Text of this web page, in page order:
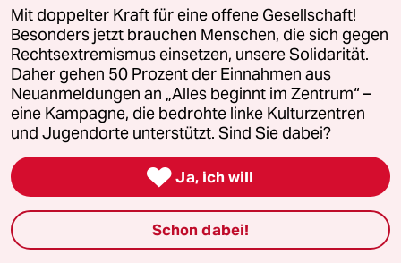
Ressorts
Politik
Öko
Gesellschaft
Mit doppelter Kraft für eine offene Gesellschaft!
Besonders jetzt brauchen Menschen, die sich gegen
Rechtsextremismus einsetzen, unsere Solidarität.
Daher gehen 50 Prozent der Einnahmen aus
Neuanmeldungen an „Alles beginnt im Zentrum“ –
eine Kampagne, die bedrohte linke Kulturzentren
und Jugendorte unterstützt. Sind Sie dabei?
 Ja, ich will
Schon dabei!